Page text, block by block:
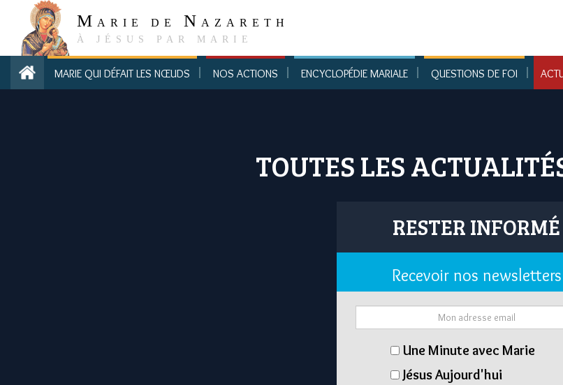
M ARIE DE N AZARETH
À JÉSUS PAR MARIE
MARIE QUI DÉFAIT LES NŒUDS NOS ACTIONS ENCYCLOPÉDIE MARIALE QUESTIONS DE FOI
TOUTES LES
RESTER INFORMÉ
Recevoir nos newsletters
Une Minute avec Marie
Jésus Aujourd'hui